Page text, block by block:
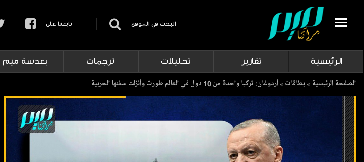
البحث في الموقع تابعنا على
الرئيسية تقارير تحليلات ترجمات بعدسة ميم
Breadcrumb
الصفحة الرئيسية بطاقات أردوغان: تركيا واحدة من 10 دول في العالم طورت وأنزلت سفنها الحربية